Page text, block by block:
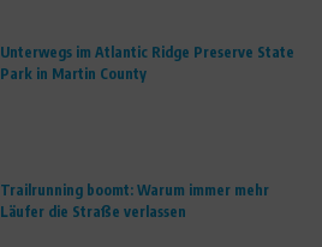
Unterwegs im Atlantic Ridge Preserve State
Park in Martin County
Trailrunning boomt: Warum immer mehr
Läufer die Straße verlassen